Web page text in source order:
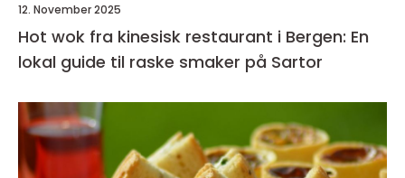
12. November 2025
Hot wok fra kinesisk restaurant i Bergen: En
lokal guide til raske smaker på Sartor